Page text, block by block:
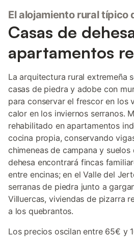
El alojamiento rural típico
Casas de
apartamentos
La arquitectura rural extremeña
casas de piedra y adobe con
para conservar el frescor en los
calor en los inviernos serranos.
rehabilitado en apartamentos
cocina propia, conservando
chimeneas de campana y
dehesa encontrará fincas
entre encinas; en el Valle del
serranas de piedra junto a
Villuercas, viviendas de pizarra
a los quebrantos.
Los precios oscilan entre 65€ y